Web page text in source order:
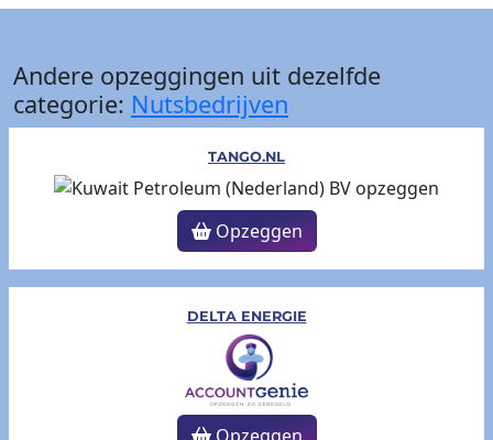
Andere opzeggingen uit dezelfde
categorie: Nutsbedrijven
TANGO.NL
Opzeggen
DELTA ENERGIE